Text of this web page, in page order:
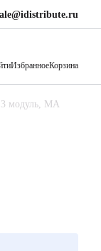
ИзбранноеКорзина
модуль, MA